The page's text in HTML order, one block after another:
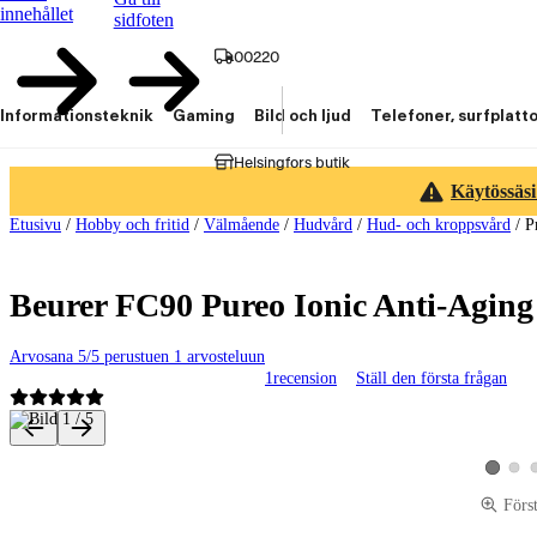
innehållet
sidfoten
00220
Helsingfors butik
Informationsteknik Gaming Bild och ljud Telefoner,
Etusivu / Hobby och fritid / Välmående / Hudvård / Hud- och kroppsvård /
Beurer FC90 Pureo Ionic Anti-
Arvosana 5/5 perustuen 1 arvosteluun
1recension Ställ den första frågan
Produktbilder och videor
VisaVisa